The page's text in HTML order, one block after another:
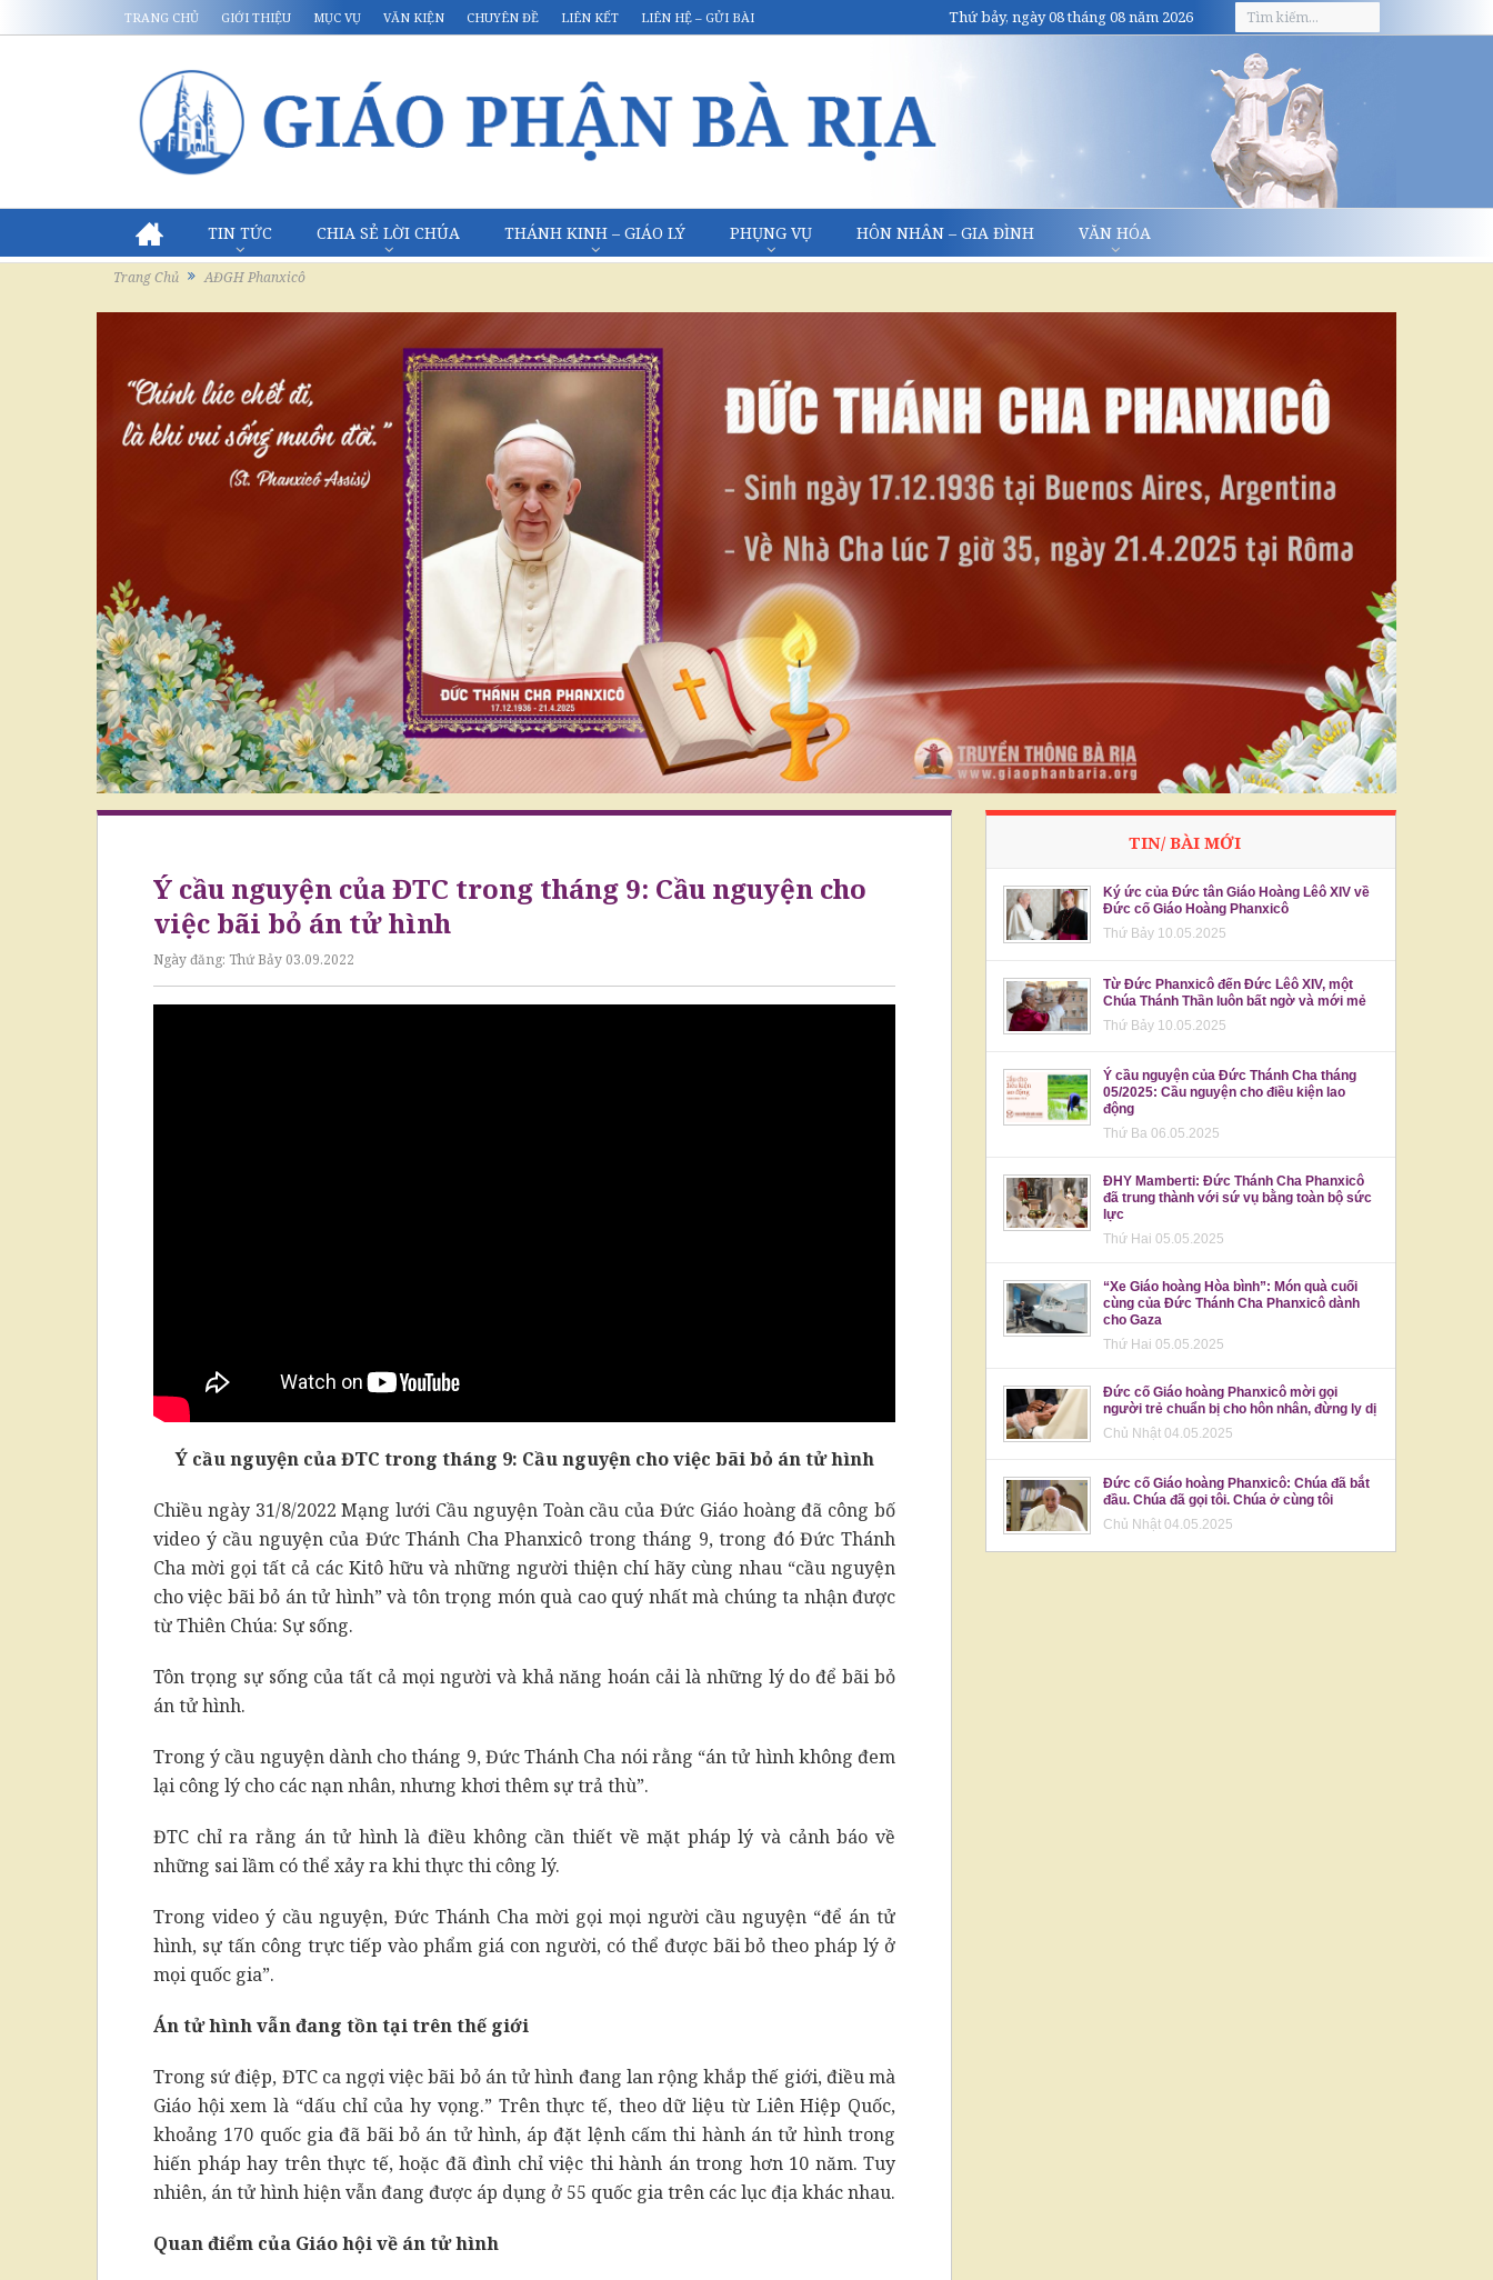
TRANG CHỦ GIỚI THIỆU MỤC VỤ VĂN KIỆN CHUYÊN ĐỀ LIÊN KẾT LIÊN HỆ – GỬI BÀI Thứ bảy, ngày 08 tháng 08 năm 2026
TIN TỨC CHIA SẺ LỜI CHÚA THÁNH KINH – GIÁO LÝ PHỤNG VỤ HÔN NHÂN – GIA ĐÌNH VĂN HÓA
Trang Chủ AĐGH Phanxicô
Ý cầu nguyện của ĐTC trong tháng 9: Cầu nguyện cho
việc bãi bỏ án tử hình
Ngày đăng: Thứ Bảy 03.09.2022
Ý cầu nguyện của ĐTC trong tháng 9: Cầu nguyện cho việc bãi bỏ án tử hình
Chiều ngày 31/8/2022 Mạng lưới Cầu nguyện Toàn cầu của Đức Giáo hoàng đã công bố
video ý cầu nguyện của Đức Thánh Cha Phanxicô trong tháng 9, trong đó Đức Thánh
Cha mời gọi tất cả các Kitô hữu và những người thiện chí hãy cùng nhau “cầu nguyện
cho việc bãi bỏ án tử hình” và tôn trọng món quà cao quý nhất mà chúng ta nhận được
từ Thiên Chúa: Sự sống.
Tôn trọng sự sống của tất cả mọi người và khả năng hoán cải là những lý do để bãi bỏ
án tử hình.
Trong ý cầu nguyện dành cho tháng 9, Đức Thánh Cha nói rằng “án tử hình không đem
lại công lý cho các nạn nhân, nhưng khơi thêm sự trả thù”.
ĐTC chỉ ra rằng án tử hình là điều không cần thiết về mặt pháp lý và cảnh báo về
những sai lầm có thể xảy ra khi thực thi công lý.
Trong video ý cầu nguyện, Đức Thánh Cha mời gọi mọi người cầu nguyện “để án tử
hình, sự tấn công trực tiếp vào phẩm giá con người, có thể được bãi bỏ theo pháp lý ở
mọi quốc gia”.
Án tử hình vẫn đang tồn tại trên thế giới
Trong sứ điệp, ĐTC ca ngợi việc bãi bỏ án tử hình đang lan rộng khắp thế giới, điều mà
Giáo hội xem là “dấu chỉ của hy vọng.” Trên thực tế, theo dữ liệu từ Liên Hiệp Quốc,
khoảng 170 quốc gia đã bãi bỏ án tử hình, áp đặt lệnh cấm thi hành án tử hình trong
hiến pháp hay trên thực tế, hoặc đã đình chỉ việc thi hành án trong hơn 10 năm. Tuy
nhiên, án tử hình hiện vẫn đang được áp dụng ở 55 quốc gia trên các lục địa khác nhau.
Quan điểm của Giáo hội về án tử hình
TIN/ BÀI MỚI
Ký ức của Đức tân Giáo Hoàng Lêô XIV về
Đức cố Giáo Hoàng Phanxicô
Thứ Bảy 10.05.2025
Từ Đức Phanxicô đến Đức Lêô XIV, một
Chúa Thánh Thần luôn bất ngờ và mới mẻ
Thứ Bảy 10.05.2025
Ý cầu nguyện của Đức Thánh Cha tháng
05/2025: Cầu nguyện cho điều kiện lao
động
Thứ Ba 06.05.2025
ĐHY Mamberti: Đức Thánh Cha Phanxicô
đã trung thành với sứ vụ bằng toàn bộ sức
lực
Thứ Hai 05.05.2025
“Xe Giáo hoàng Hòa bình”: Món quà cuối
cùng của Đức Thánh Cha Phanxicô dành
cho Gaza
Thứ Hai 05.05.2025
Đức cố Giáo hoàng Phanxicô mời gọi
người trẻ chuẩn bị cho hôn nhân, đừng ly dị
Chủ Nhật 04.05.2025
Đức cố Giáo hoàng Phanxicô: Chúa đã bắt
đầu. Chúa đã gọi tôi. Chúa ở cùng tôi
Chủ Nhật 04.05.2025